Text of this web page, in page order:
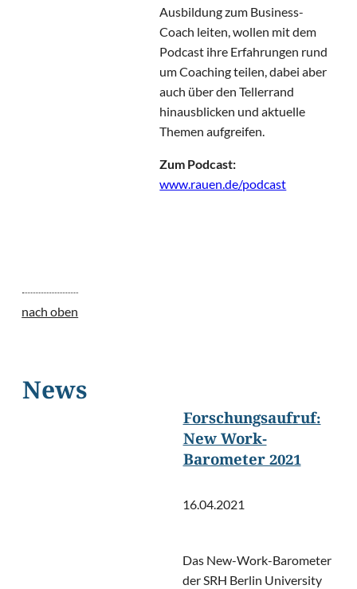
Ausbildung zum Business-
Coach leiten, wollen mit dem
Podcast ihre Erfahrungen rund
um Coaching teilen, dabei aber
auch über den Tellerrand
hinausblicken und aktuelle
Themen aufgreifen.
Zum Podcast:
www.rauen.de/podcast
nach oben
News
Forschungsaufruf:
New Work-
Barometer 2021
16.04.2021
Das New-Work-Barometer
der SRH Berlin University